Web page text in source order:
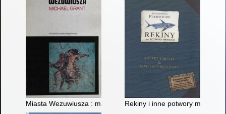
Miasta Wezuwiusza : materiały i studia : Pompeje i
Rekiny i inne potwory morskie